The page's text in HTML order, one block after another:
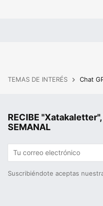
TEMAS DE INTERÉS Chat
RECIBE
SEMANAL
Suscribiéndote aceptas